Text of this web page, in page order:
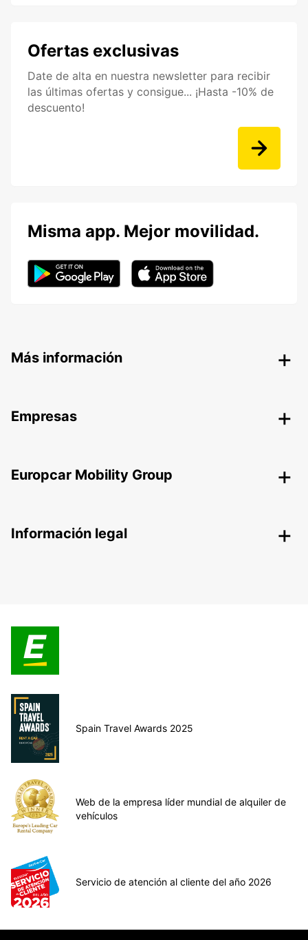
Ofertas exclusivas
Date de alta en nuestra newsletter para recibir
las últimas ofertas y consigue... ¡Hasta -10% de
descuento!
Misma app. Mejor movilidad.
Más información
Empresas
Europcar Mobility Group
Información legal
Spain Travel Awards 2025
Web de la empresa líder mundial de alquiler de
vehículos
Servicio de atención al cliente del año 2026